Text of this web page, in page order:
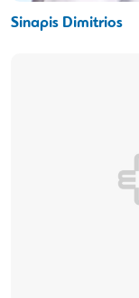
Sinapis Dimitrios